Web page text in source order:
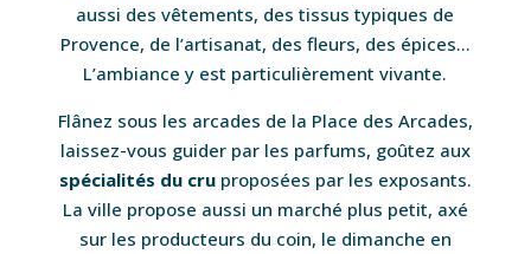
aussi des vêtements, des tissus typiques de
Provence, de l’artisanat, des fleurs, des épices…
L’ambiance y est particulièrement vivante.
Flânez sous les arcades de la Place des Arcades,
laissez-vous guider par les parfums, goûtez aux
spécialités du cruproposées par les exposants.
La ville propose aussi un marché plus petit, axé
sur les producteurs du coin, le dimanche en